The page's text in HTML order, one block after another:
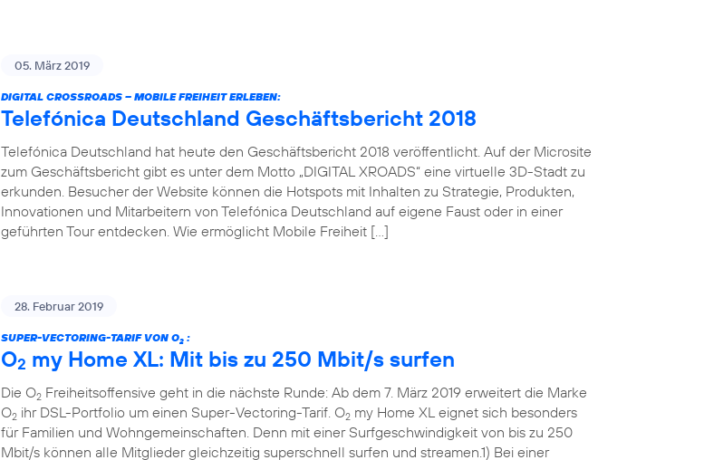
05. März 2019
DIGITAL CROSSROADS – MOBILE FREIHEIT ERLEBEN:
Telefónica Deutschland Geschäftsbericht 2018
Telefónica Deutschland hat heute den Geschäftsbericht 2018 veröffentlicht. Auf der Microsite
zum Geschäftsbericht gibt es unter dem Motto „DIGITAL XROADS“ eine virtuelle 3D-Stadt zu
erkunden. Besucher der Website können die Hotspots mit Inhalten zu Strategie, Produkten,
Innovationen und Mitarbeitern von Telefónica Deutschland auf eigene Faust oder in einer
geführten Tour entdecken. Wie ermöglicht Mobile Freiheit […]
28. Februar 2019
SUPER-VECTORING-TARIF VON O2 :
O2 my Home XL: Mit bis zu 250 Mbit/s surfen
Die O2 Freiheitsoffensive geht in die nächste Runde: Ab dem 7. März 2019 erweitert die Marke
O2 ihr DSL-Portfolio um einen Super-Vectoring-Tarif. O2 my Home XL eignet sich besonders
für Familien und Wohngemeinschaften. Denn mit einer Surfgeschwindigkeit von bis zu 250
Mbit/s können alle Mitglieder gleichzeitig superschnell surfen und streamen.1) Bei einer